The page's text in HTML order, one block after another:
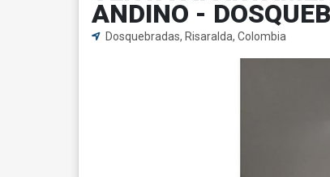
ANDINO -
Dosquebradas, Risaralda, Colombia